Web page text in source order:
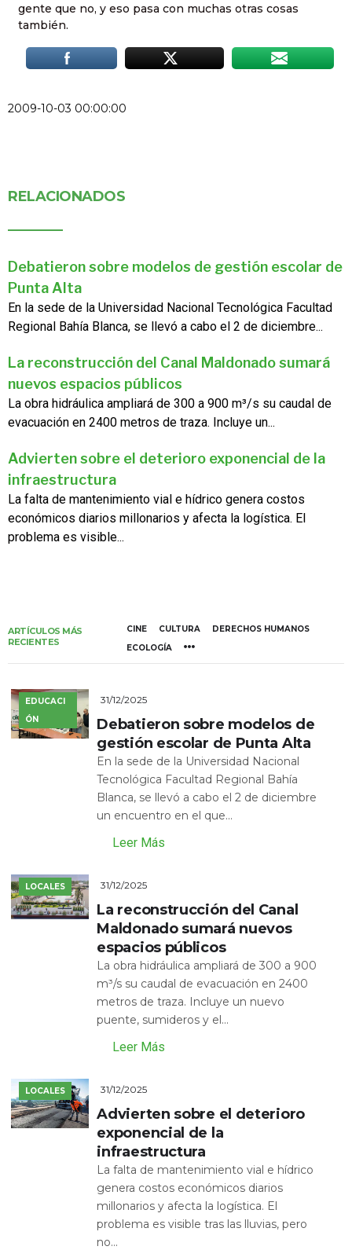
gente que no, y eso pasa con muchas otras cosas
también.
2009-10-03 00:00:00
RELACIONADOS
Debatieron sobre modelos de gestión escolar de
Punta Alta
En la sede de la Universidad Nacional Tecnológica Facultad
Regional Bahía Blanca, se llevó a cabo el 2 de diciembre...
La reconstrucción del Canal Maldonado sumará
nuevos espacios públicos
La obra hidráulica ampliará de 300 a 900 m³/s su caudal de
evacuación en 2400 metros de traza. Incluye un...
Advierten sobre el deterioro exponencial de la
infraestructura
La falta de mantenimiento vial e hídrico genera costos
económicos diarios millonarios y afecta la logística. El
problema es visible...
ARTÍCULOS MÁS
RECIENTES
CINE CULTURA
DERECHOS HUMANOS
ECOLOGÍA
EDUCACI
ÓN
31/12/2025
Debatieron sobre modelos de
gestión escolar de Punta Alta
En la sede de la Universidad Nacional
Tecnológica Facultad Regional Bahía
Blanca, se llevó a cabo el 2 de diciembre
un encuentro en el que...
Leer Más
LOCALES 31/12/2025
La reconstrucción del Canal
Maldonado sumará nuevos
espacios públicos
La obra hidráulica ampliará de 300 a 900
m³/s su caudal de evacuación en 2400
metros de traza. Incluye un nuevo
puente, sumideros y el...
Leer Más
LOCALES 31/12/2025
Advierten sobre el deterioro
exponencial de la
infraestructura
La falta de mantenimiento vial e hídrico
genera costos económicos diarios
millonarios y afecta la logística. El
problema es visible tras las lluvias, pero
no...